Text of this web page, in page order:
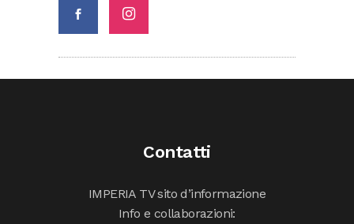
Contatti
IMPERIA TV sito d’informazione
Info e collaborazioni: